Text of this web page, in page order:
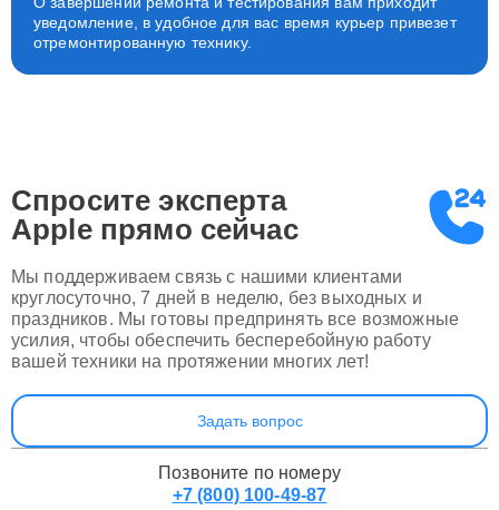
уведомление, в удобное для вас время курьер привезет
отремонтированную технику.
Спросите эксперта
Apple прямо сейчас
Мы поддерживаем связь с нашими клиентами
круглосуточно, 7 дней в неделю, без выходных и
праздников. Мы готовы предпринять все возможные
усилия, чтобы обеспечить бесперебойную работу
вашей техники на протяжении многих лет!
Задать вопрос
Позвоните по номеру
+7 (800) 100-49-87